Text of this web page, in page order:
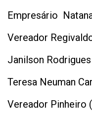
Empresário
Vereador
Janilson
Teresa Neuman
Vereador Pinheiro